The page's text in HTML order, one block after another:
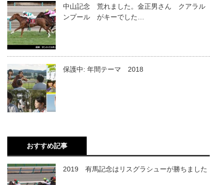
中山記念 荒れました。金正男さん クアラル
ンプール がキーでした…
保護中: 年間テーマ 2018
おすすめ記事
2019 有馬記念はリスグラシューが勝ちました